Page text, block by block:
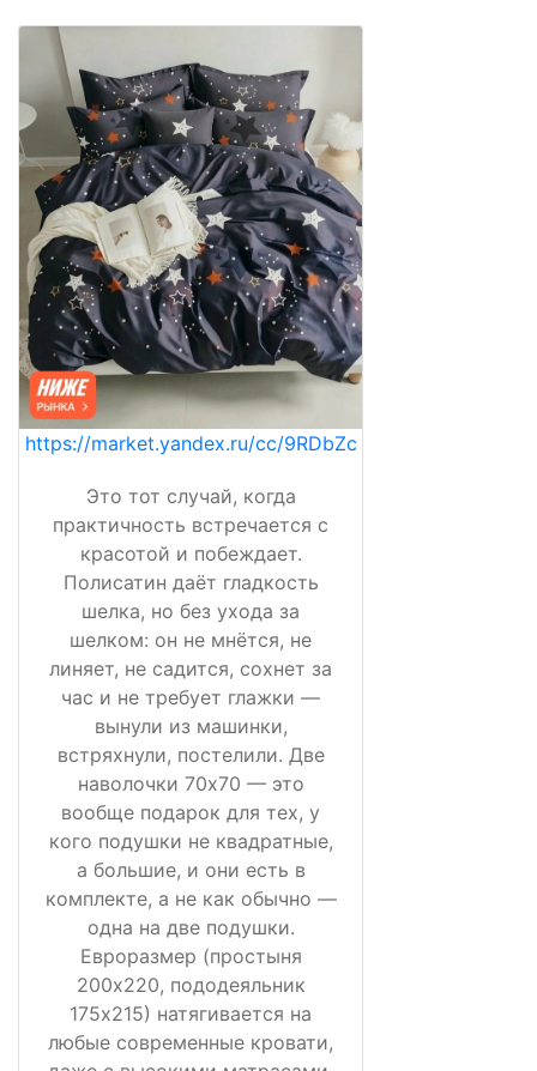
https://market.yandex.ru/cc/9RDbZc
Это тот случай, когда
практичность встречается с
красотой и побеждает.
Полисатин даёт гладкость
шелка, но без ухода за
шелком: он не мнётся, не
линяет, не садится, сохнет за
час и не требует глажки —
вынули из машинки,
встряхнули, постелили. Две
наволочки 70х70 — это
вообще подарок для тех, у
кого подушки не квадратные,
а большие, и они есть в
комплекте, а не как обычно —
одна на две подушки.
Евроразмер (простыня
200х220, пододеяльник
175х215) натягивается на
любые современные кровати,